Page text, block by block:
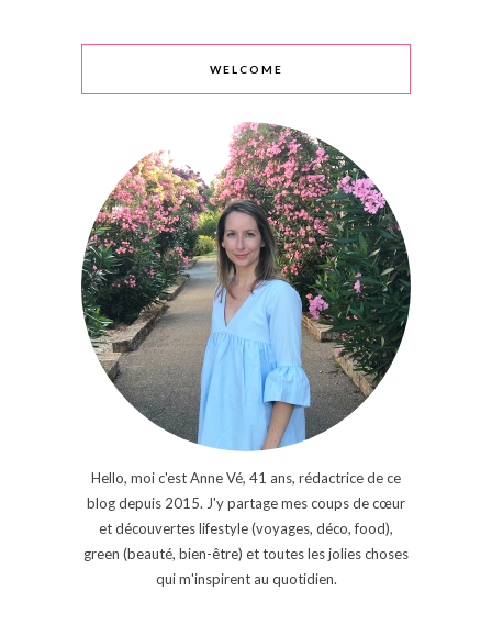
WELCOME
Hello, moi c'est Anne Vé, 41 ans, rédactrice de ce
blog depuis 2015. J'y partage mes coups de cœur
et découvertes lifestyle (voyages, déco, food),
green (beauté, bien-être) et toutes les jolies choses
qui m'inspirent au quotidien.